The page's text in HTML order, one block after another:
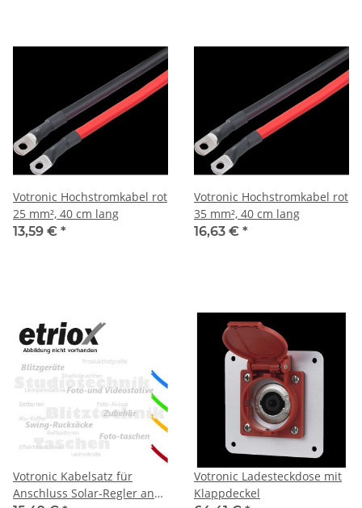
Votronic Hochstromkabel rot
25 mm², 40 cm lang
13,59 € *
Votronic Hochstromkabel rot
35 mm², 40 cm lang
16,63 € *
Votronic Kabelsatz für
Anschluss Solar-Regler an
Votronic Ladesteckdose mit
Klappdeckel